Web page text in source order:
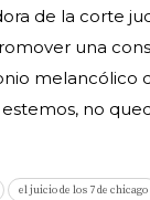
de la corte
una
melancólico
no
el juicio de los 7 de chicago